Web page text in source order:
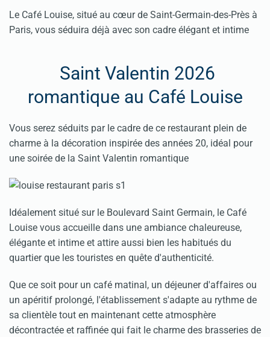
Le Café Louise, situé au cœur de Saint-Germain-des-Près à
Paris, vous séduira déjà avec son cadre élégant et intime
Saint Valentin 2026
romantique au Café Louise
Vous serez séduits par le cadre de ce restaurant plein de
charme à la décoration inspirée des années 20, idéal pour
une soirée de la Saint Valentin romantique
Idéalement situé sur le Boulevard Saint Germain, le Café
Louise vous accueille dans une ambiance chaleureuse,
élégante et intime et attire aussi bien les habitués du
quartier que les touristes en quête d'authenticité.
Que ce soit pour un café matinal, un déjeuner d'affaires ou
un apéritif prolongé, l'établissement s'adapte au rythme de
sa clientèle tout en maintenant cette atmosphère
décontractée et raffinée qui fait le charme des brasseries de